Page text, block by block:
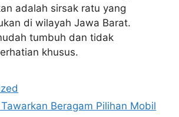
adalah sirsak ratu yang
di wilayah Jawa Barat.
tumbuh dan tidak
khusus.
Beragam Pilihan Mobil